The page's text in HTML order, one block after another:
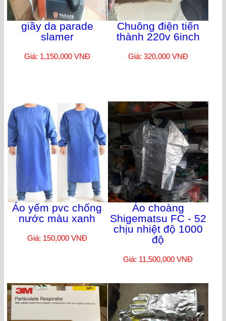
giầy da parade
slamer
Giá: 1,150,000 VNĐ
Chuông điện tiến
thành 220v 6inch
Giá: 320,000 VNĐ
Áo yếm pvc chống
nước màu xanh
Giá: 150,000 VNĐ
Áo choàng
Shigematsu FC - 52
chịu nhiệt độ 1000
độ
Giá: 11,500,000 VNĐ